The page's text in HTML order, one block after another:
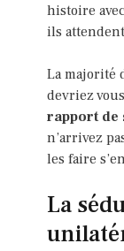
histoire
ils
La majorité
devriez
rapport de
n’arrivez
les faire
La